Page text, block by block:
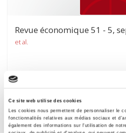
Ce site web utilise des cookies
Les cookies nous permettent de personnaliser le
fonctionnalités relatives aux médias sociaux et
également des informations sur l'utilisation de
Revue économique 51 - 5,
et al.